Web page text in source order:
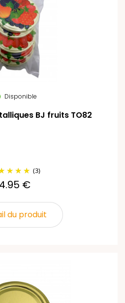
Disponible
BJ fruits TO82
(3)
4.95 €
du produit